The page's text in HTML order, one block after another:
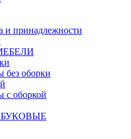
и принадлежности
без оборки
с оборкой